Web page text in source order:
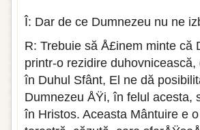
Î: Dar de ce Dumnezeu nu ne
R: Trebuie să Å£inem minte că
printr-o rezidire
în Duhul Sfânt, El ne dă
Dumnezeu ÅŸi, în felul acesta,
în Hristos. Aceasta Mântuire e